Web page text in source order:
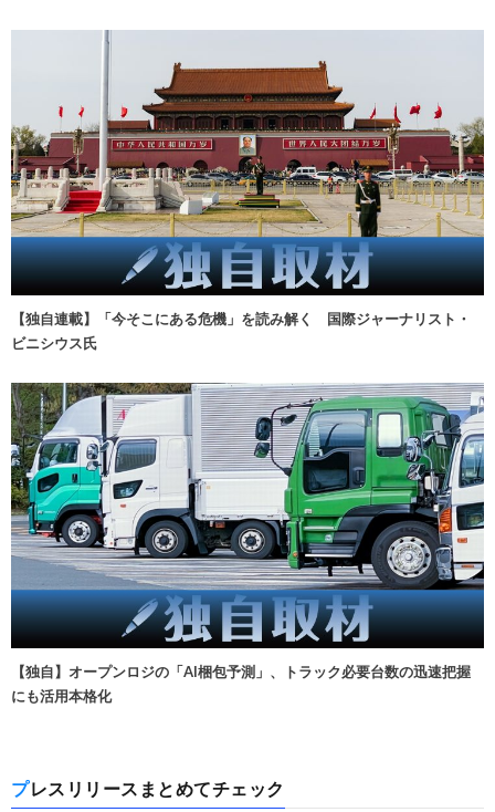
【独自連載】「今そこにある危機」を読み解く 国際ジャーナリスト・
ビニシウス氏
【独自】オープンロジの「AI梱包予測」、トラック必要台数の迅速把握
にも活用本格化
プレスリリースまとめてチェック